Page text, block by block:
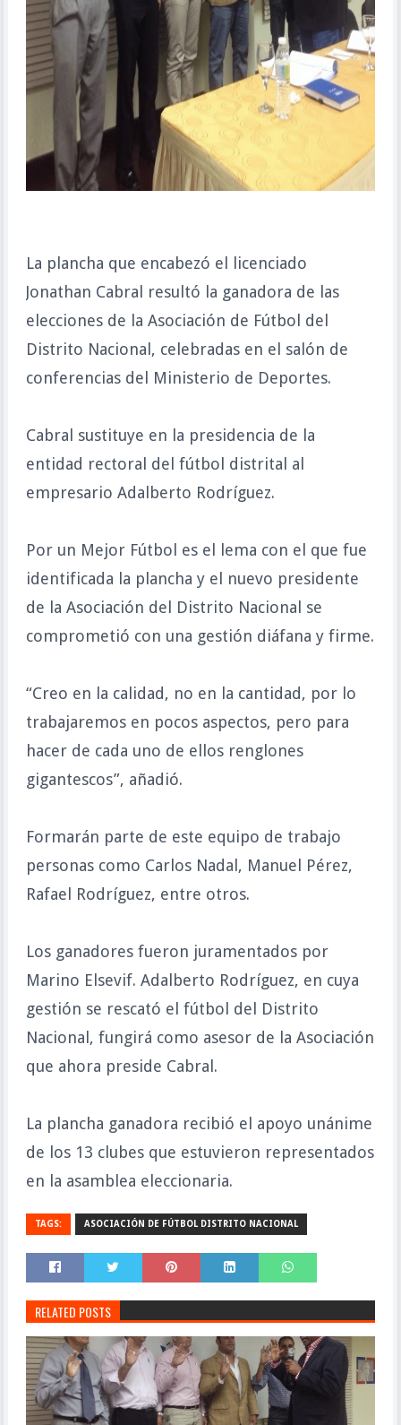
La plancha que encabezó el licenciado
Jonathan Cabral resultó la ganadora de las
elecciones de la Asociación de Fútbol del
Distrito Nacional, celebradas en el salón de
conferencias del Ministerio de Deportes.
Cabral sustituye en la presidencia de la
entidad rectoral del fútbol distrital al
empresario Adalberto Rodríguez.
Por un Mejor Fútbol es el lema con el que fue
identificada la plancha y el nuevo presidente
de la Asociación del Distrito Nacional se
comprometió con una gestión diáfana y firme.
“Creo en la calidad, no en la cantidad, por lo
trabajaremos en pocos aspectos, pero para
hacer de cada uno de ellos renglones
gigantescos”, añadió.
Formarán parte de este equipo de trabajo
personas como Carlos Nadal, Manuel Pérez,
Rafael Rodríguez, entre otros.
Los ganadores fueron juramentados por
Marino Elsevif. Adalberto Rodríguez, en cuya
gestión se rescató el fútbol del Distrito
Nacional, fungirá como asesor de la Asociación
que ahora preside Cabral.
La plancha ganadora recibió el apoyo unánime
de los 13 clubes que estuvieron representados
en la asamblea eleccionaria.
TAGS: ASOCIACIÓN DE FÚTBOL DISTRITO NACIONAL
RELATED POSTS